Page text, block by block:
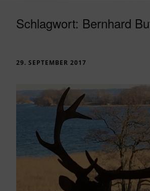
Schlagwort: Bernhard
29. SEPTEMBER 2017